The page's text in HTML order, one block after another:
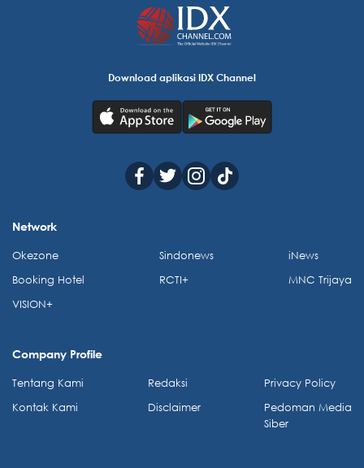
Download aplikasi IDX Channel
Network
Okezone
Booking Hotel
VISION+
Sindonews
RCTI+
iNews
MNC Trijaya
Company Profile
Tentang Kami
Kontak Kami
Redaksi
Disclaimer
Privacy Policy
Pedoman Media
Siber